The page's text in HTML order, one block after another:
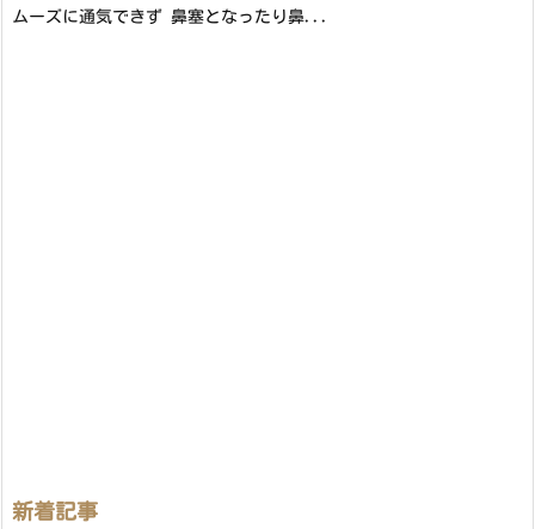
ムーズに通気できず 鼻塞となったり鼻...
新着記事